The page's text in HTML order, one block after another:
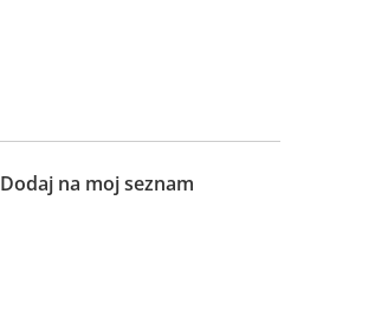
Dodaj na moj seznam